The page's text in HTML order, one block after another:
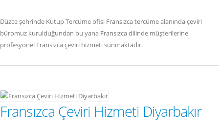
Düzce şehrinde Kutup Tercüme ofisi Fransızca tercüme alanında çeviri
büromuz kurulduğundan bu yana Fransızca dilinde müşterilerine
profesyonel Fransızca çeviri hizmeti sunmaktadır.
Fransızca Çeviri Hizmeti Diyarbakır